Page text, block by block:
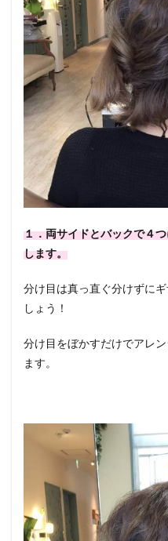
１．両サイドとバックで４
します。
分け目は真っ直ぐ分けずに
しょう！
分け目をぼかすだけでアレ
ます。